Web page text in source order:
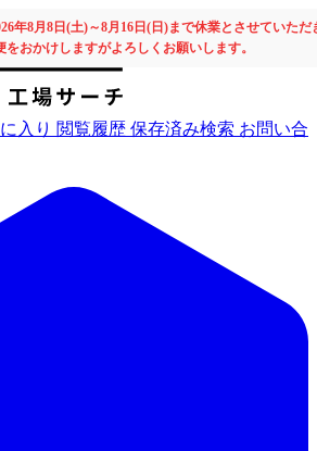
年8月8日(土)～8月16日(日)まで休業とさせていただ
をおかけしますがよろしくお願いします。
入り 閲覧履歴 保存済み検索 お問い合